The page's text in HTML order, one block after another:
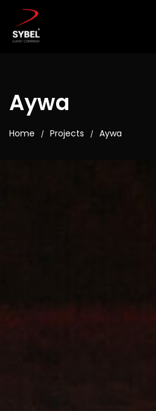
Aywa
Home / Projects / Aywa